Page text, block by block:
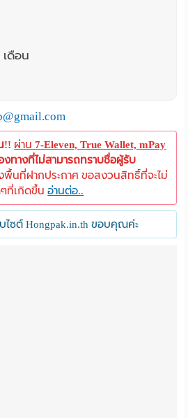
เดือน
!! ผ่าน7-Eleven, True Wallet, mPay
งทางที่ไม่สามารถทราบชื่อผู้รับ
พื้นที่ฝากประกาศ ขอสงวนสิทธิ์ที่จะไม่
ๆที่เกิดขึ้นอ่านต่อ..
ไซต์ Hongpak.in.th ขอบคุณค่ะ